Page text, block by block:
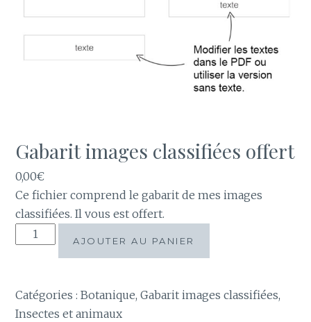
Gabarit images classifiées offert
0,00€
Ce fichier comprend le gabarit de mes images
classifiées. Il vous est offert.
quantité
images
classifiées
AJOUTER AU PANIER
Catégories :Botanique,Gabarit images classifiées,
Insectes et animaux